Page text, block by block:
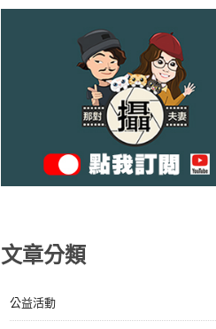
文章分類
公益活動